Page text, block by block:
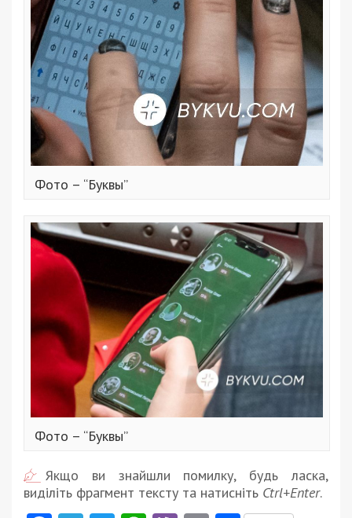
Фото – “Буквы”
Фото – “Буквы”
Якщо ви знайшли помилку, будь ласка,
виділіть фрагмент тексту та натисніть Ctrl+Enter.